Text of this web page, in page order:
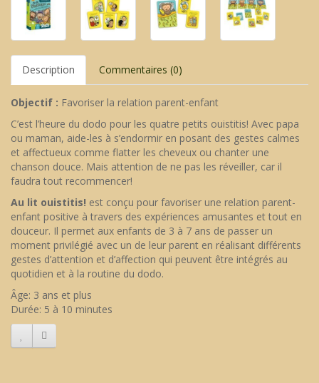
Description Commentaires (0)
Objectif : Favoriser la relation parent-enfant
C’est l’heure du dodo pour les quatre petits ouistitis! Avec papa
ou maman, aide-les à s’endormir en posant des gestes calmes
et affectueux comme flatter les cheveux ou chanter une
chanson douce. Mais attention de ne pas les réveiller, car il
faudra tout recommencer!
Au lit ouistitis! est conçu pour favoriser une relation parent-
enfant positive à travers des expériences amusantes et tout en
douceur. Il permet aux enfants de 3 à 7 ans de passer un
moment privilégié avec un de leur parent en réalisant différents
gestes d’attention et d’affection qui peuvent être intégrés au
quotidien et à la routine du dodo.
Âge: 3 ans et plus
Durée: 5 à 10 minutes